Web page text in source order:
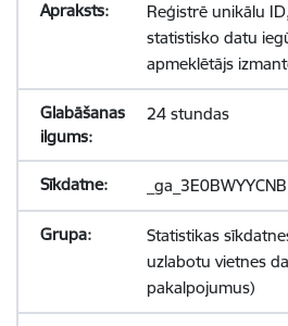
Reģistrē unikālu
statistisko datu
apmeklētājs
24 stundas
_ga_3E0BWYYCNB
Statistikas
uzlabotu vietnes
pakalpojumus)